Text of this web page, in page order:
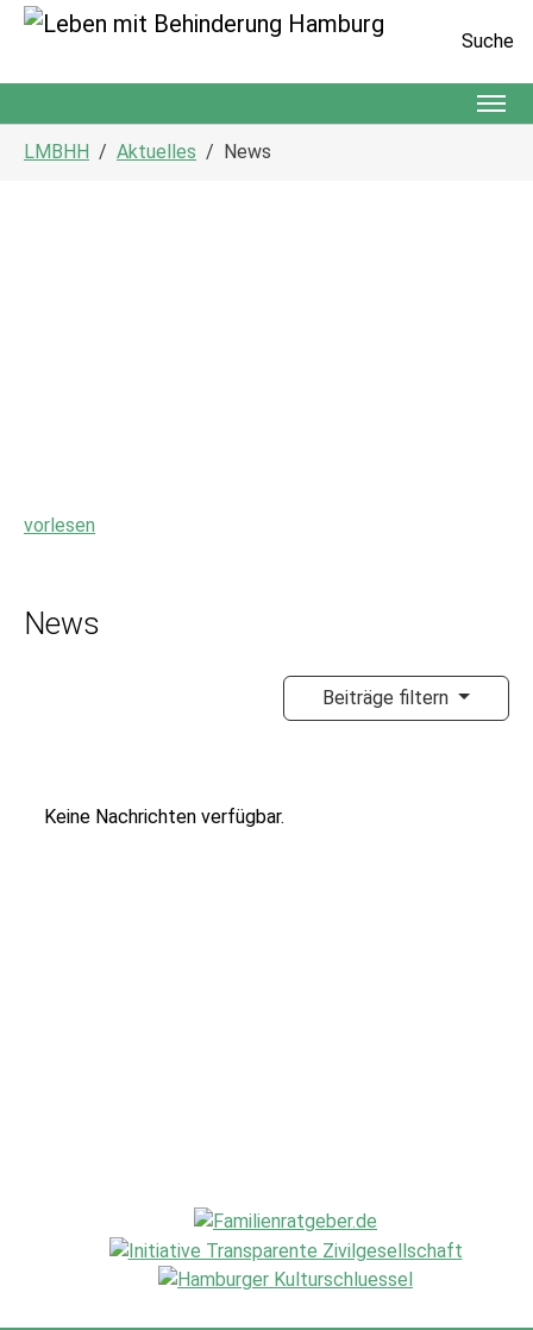
Suche
LMBHH Aktuelles News
vorlesen
News
Beiträge filtern
Keine Nachrichten verfügbar.